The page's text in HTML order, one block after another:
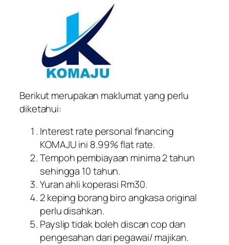
Berikut merupakan maklumat yang perlu
diketahui:
Interest rate personal financing
KOMAJU ini 8.99% flat rate.
Tempoh pembiayaan minima 2 tahun
sehingga 10 tahun.
Yuran ahli koperasi Rm30.
2 keping borang biro angkasa original
perlu disahkan.
Payslip tidak boleh discan cop dan
pengesahan dari pegawai/ majikan.